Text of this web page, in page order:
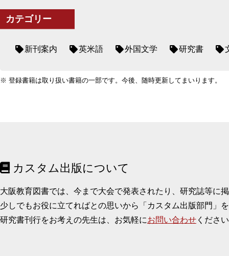
カテゴリー
新刊案内 英米語 外国文学 研究書
※ 登録書籍は取り扱い書籍の一部です。今後、随時更新してまいります。
カスタム出版について
大阪教育図書では、今まで大会で発表されたり、研究誌等に
少しでもお役に立てればとの思いから「カスタム出版部門」
研究書刊行をお考えの先生は、お気軽にお問い合わせ くださ